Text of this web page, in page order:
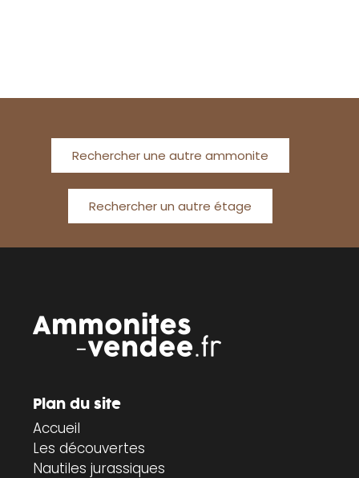
Rechercher une autre ammonite
Rechercher un autre étage
Plan du site
Accueil
Les découvertes
Nautiles jurassiques